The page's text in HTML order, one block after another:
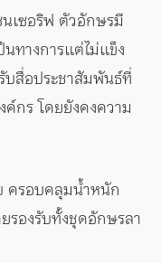
เซอริฟ ตัวอักษรมี
ทางการแต่ไม่แข็ง
บสื่อประชาสัมพันธ์ที่
ค์กร โดยยังคงความ
ครอบคลุมน้ำหนัก
รองรับทั้งชุดอักษรลา